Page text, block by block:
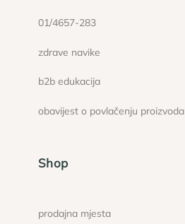
01/4657-283
zdrave navike
b2b edukacija
obavijest o povlačenju proizvoda
Shop
prodajna mjesta